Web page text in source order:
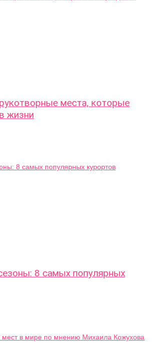
места, которые
жизни
8 самых популярных